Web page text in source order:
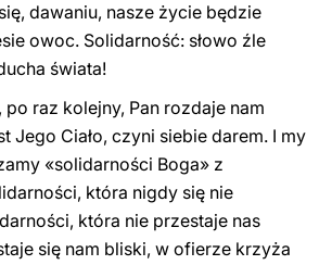
dawaniu, nasze życie będzie
owoc. Solidarność: słowo źle
świata!
raz kolejny, Pan rozdaje nam
Jego Ciało, czyni siebie darem. I my
«solidarności Boga» z
która nigdy się nie
która nie przestaje nas
się nam bliski, w ofierze krzyża